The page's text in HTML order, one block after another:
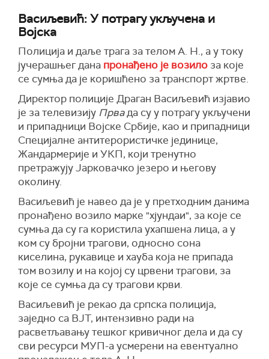
Васиљевић: У потрагу укључена и
Војска
Полиција и даље трага за телом А. Н., а у току
јучерашњег дана пронађено је возило за које
се сумња да је коришћено за транспорт жртве.
Директор полиције Драган Васиљевић изјавио
је за телевизију Првада су у потрагу укључени
и припадници Војске Србије, као и припадници
Специјалне антитерористичке јединице,
Жандармерије и УКП, који тренутно
претражују Јарковачко језеро и његову
околину.
Васиљевић је навео да је у претходним данима
пронађено возило марке "хјундаи", за које се
сумња да су га користила ухапшена лица, а у
ком су бројни трагови, односно сона
киселина, рукавице и хауба која не припада
том возилу и на којој су црвени трагови, за
које се сумња да су трагови крви.
Васиљевић је рекао да српска полиција,
заједно са ВЈТ, интензивно ради на
расветљавању тешког кривичног дела и да су
сви ресурси МУП-а усмерени на евентуално